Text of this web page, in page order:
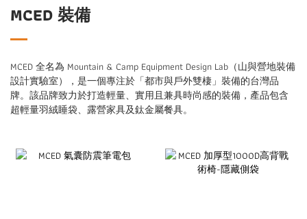
MCED 裝備
MCED 全名為 Mountain & Camp Equipment Design Lab（山與營地裝備
設計實驗室），是一個專注於「都市與戶外雙棲」裝備的台灣品
牌。該品牌致力於打造輕量、實用且兼具時尚感的裝備，產品包含
超輕量羽絨睡袋、露營家具及鈦金屬餐具。